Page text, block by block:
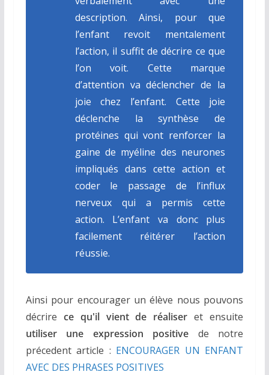
description. Ainsi, pour que
l’enfant revoit mentalement
l’action, il suffit de décrire ce que
l’on voit. Cette marque
d’attention va déclencher de la
joie chez l’enfant. Cette joie
déclenche la synthèse de
protéines qui vont renforcer la
gaine de myéline des neurones
impliqués dans cette action et
coder le passage de l’influx
nerveux qui a permis cette
action. L’enfant va donc plus
facilement réitérer l’action
réussie.
Ainsi pour encourager un élève nous pouvons
décrire ce qu'il vient de réaliser et ensuite
utiliser une expression positive de notre
précedent article : ENCOURAGER UN ENFANT
AVEC DES PHRASES POSITIVES